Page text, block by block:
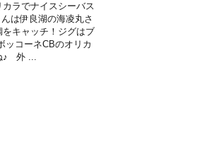
カラでナイスシーバス
は伊良湖の海凌丸さ
をキャッチ！ジグはブ
ッコーネCBのオリカ
♪ 外 ...